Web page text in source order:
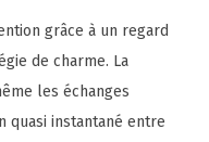
grâce à un regard
de charme. La
les échanges
quasi instantané entre